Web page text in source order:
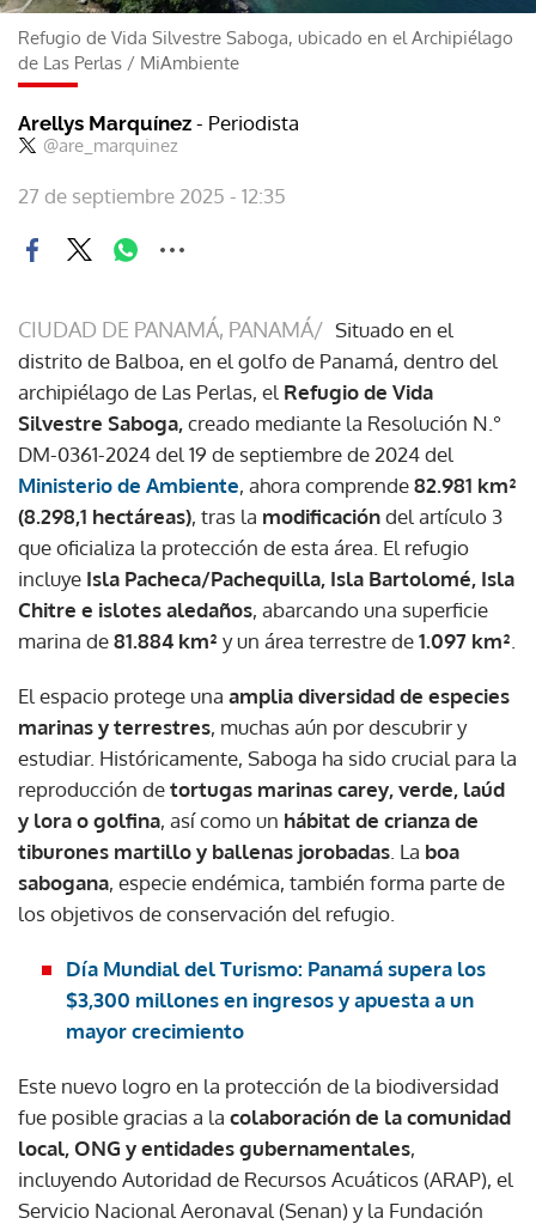
Refugio de Vida Silvestre Saboga, ubicado en el Archipiélago
de Las Perlas / MiAmbiente
Arellys Marquínez - Periodista
@are_marquinez
27 de septiembre 2025 - 12:35
CIUDAD DE PANAMÁ, PANAMÁ/ Situado en el
distrito de Balboa, en el golfo de Panamá, dentro del
archipiélago de Las Perlas, el Refugio de Vida
Silvestre Saboga,creado mediante la Resolución N.°
DM-0361-2024 del 19 de septiembre de 2024 del
Ministerio de Ambiente, ahora comprende82.981 km²
(8.298,1 hectáreas), tras la modificacióndel artículo 3
que oficializa la protección de esta área. El refugio
incluye Isla Pacheca/Pachequilla, Isla Bartolomé, Isla
Chitre e islotes aledaños, abarcando una superficie
marina de81.884 km² y un área terrestre de1.097 km²
El espacio protege una amplia diversidad de especies
marinas y terrestres, muchas aún por descubrir y
estudiar. Históricamente, Saboga ha sido crucial para la
reproducción detortugas marinas carey, verde, laúd
y lora o golfina, así como un hábitat de crianza de
tiburones martillo y ballenas jorobadas . La boa
sabogana, especie endémica, también forma parte de
los objetivos de conservación del refugio.
Día Mundial del Turismo: Panamá supera los
$3,300 millones en ingresos y apuesta a un
mayor crecimiento
Este nuevo logro en la protección de la biodiversidad
fue posible gracias a la colaboración de la comunidad
local, ONG y entidades gubernamentales,
incluyendo Autoridad de Recursos Acuáticos (ARAP), el
Servicio Nacional Aeronaval (Senan) y la Fundación